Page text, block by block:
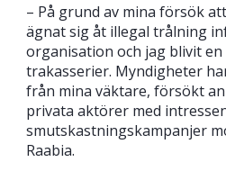
– På grund av mina försök
ägnat sig åt illegal trålning
organisation och jag blivit
trakasserier. Myndigheter
från mina väktare, försökt
privata aktörer med
smutskastningskampanjer
Raabia.